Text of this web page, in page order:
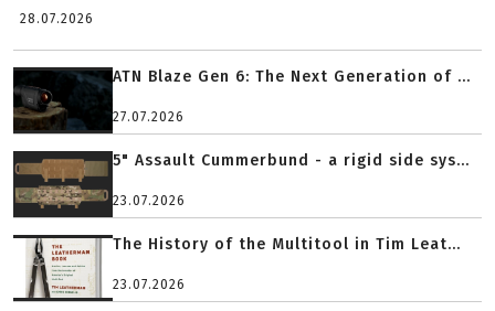
28.07.2026
ATN Blaze Gen 6: The Next Generation of ...
27.07.2026
5" Assault Cummerbund - a rigid side sys...
23.07.2026
The History of the Multitool in Tim Leat...
23.07.2026